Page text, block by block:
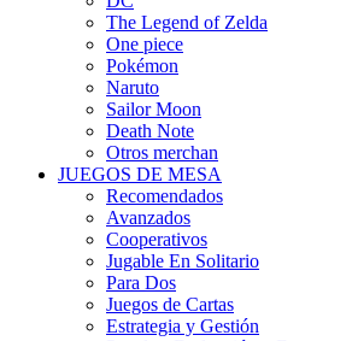
The Legend of Zelda
One piece
Pokémon
Naruto
Sailor Moon
Death Note
Otros merchan
JUEGOS DE MESA
Recomendados
Avanzados
Cooperativos
Jugable En Solitario
Para Dos
Juegos de Cartas
Estrategia y Gestión